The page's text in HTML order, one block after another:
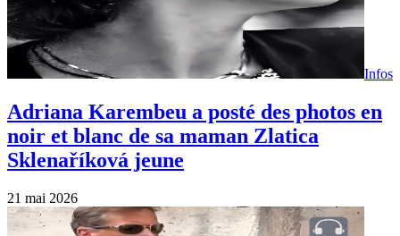
Infos
Adriana Karembeu a posté des photos en
noir et blanc de sa maman Zlatica
Sklenaříková jeune
21 mai 2026